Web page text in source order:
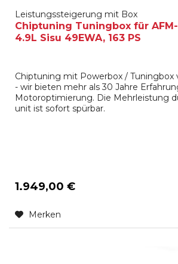
Leistungssteigerung mit Box
Chiptuning Tuningbox für AFM-
4.9L Sisu 49EWA, 163 PS
Chiptuning mit Powerbox / Tuningbox
- wir bieten mehr als 30 Jahre
Motoroptimierung. Die Mehrleistung
unit ist sofort spürbar.
1.949,00 €
Merken